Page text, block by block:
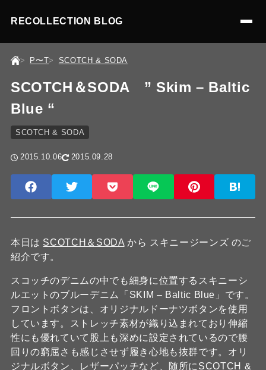
RECOLLECTION BLOG
P〜T SCOTCH & SODA
SCOTCH＆SODA ” Skim – Baltic
Blue “
SCOTCH & SODA
2015.10.06 2015.09.28
本日は SCOTCH＆SODA から スキニージーンズ のご
紹介です。
スコッチのデニムの中でも細身に位置するスキニーシ
ルエットのブルーデニム「SKIM – Baltic Blue」です。
フロントボタンは、オリジナルドーナツボタンを使用
しています。ストレッチ素材が織り込まれており伸縮
性にも優れていて股上も深めに設定されているので腰
回りの窮屈さも感じさせず履き心地も抜群です。オリ
ジナルボタン、レザーパッチなど、随所にSCOTCH &